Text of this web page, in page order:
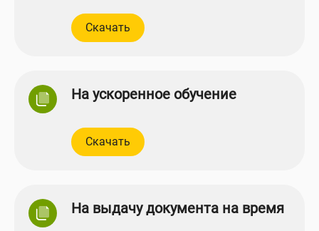
Скачать
На ускоренное обучение
Скачать
На выдачу документа на время